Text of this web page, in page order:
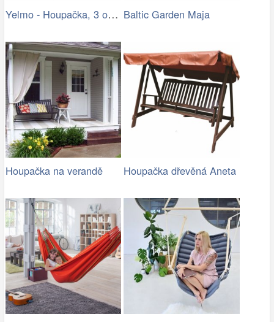
Yelmo - Houpačka, 3 osoby (grafit,… Baltic Garden Maja
Houpačka na verandě Houpačka dřevěná Aneta